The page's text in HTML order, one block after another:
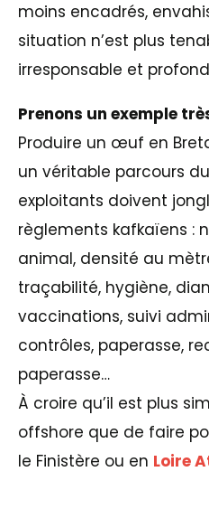
moins encadrés,
situation n’est plus
irresponsable et
Prenons un exemple
Produire un œuf en
un véritable parcours
exploitants doivent
règlements kafkaïens :
animal, densité au
traçabilité, hygiène,
vaccinations, suivi
contrôles, paperasse,
paperasse…
À croire qu’il est plus
offshore que de faire
le Finistère ou en Loire